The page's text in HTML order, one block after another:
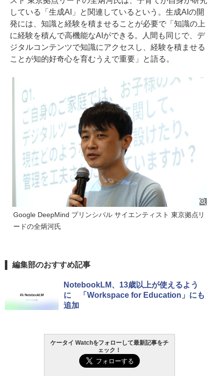
している「生成AI」と関連しているという。生成AIの開
発には、知識と経験を積ませることが必要で「知識の上
に経験を積んで高機能なAIができる。人間も同じで、デ
ジタルコンテンツで知識にアクセスし、経験を積ませる
ことが知的好奇心を育むうえで重要」と語る。
Google DeepMind プリンシパル サイエンティスト 東京拠点リ
ードの全炳河氏
編集部のおすすめ記事
NotebookLM、13歳以上が使えるよう
に 「Workspace for Education」にも
追加
ケータイ Watchをフォローして最新記事をチ
ェック！